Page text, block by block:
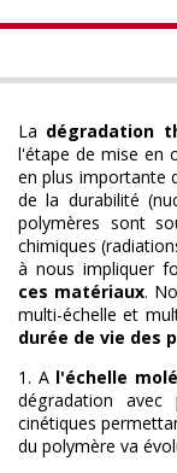
La dégradation
l'étape de mise en
en plus importante
de la durabilité
polymères sont
chimiques
à nous impliquer
ces matériaux.
multi-échelle et
durée de vie des
1. A l'échelle
dégradation
cinétiques
du polymère va